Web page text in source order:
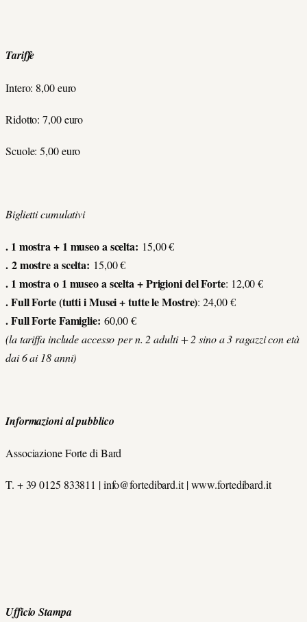
Tariffe
Intero: 8,00 euro
Ridotto: 7,00 euro
Scuole: 5,00 euro
Biglietti cumulativi
. 1 mostra + 1 museo a scelta: 15,00 €
. 2 mostre a scelta: 15,00 €
. 1 mostra o 1 museo a scelta + Prigioni del Forte: 12,00 €
. Full Forte (tutti i Musei + tutte le Mostre): 24,00 €
. Full Forte Famiglie: 60,00 €
(la tariffa include accesso per n. 2 adulti + 2 sino a 3 ragazzi con età
dai 6 ai 18 anni)
Informazioni al pubblico
Associazione Forte di Bard
T. + 39 0125 833811 | info@fortedibard.it | www.fortedibard.it
Ufficio Stampa